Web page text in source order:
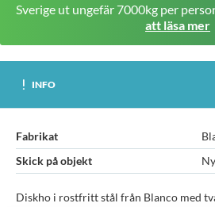
Sverige ut ungefär 7000kg per
att läsa mer
INFO
Fabrikat
Skick på objekt
Diskho i rostfritt stål från Blanco med